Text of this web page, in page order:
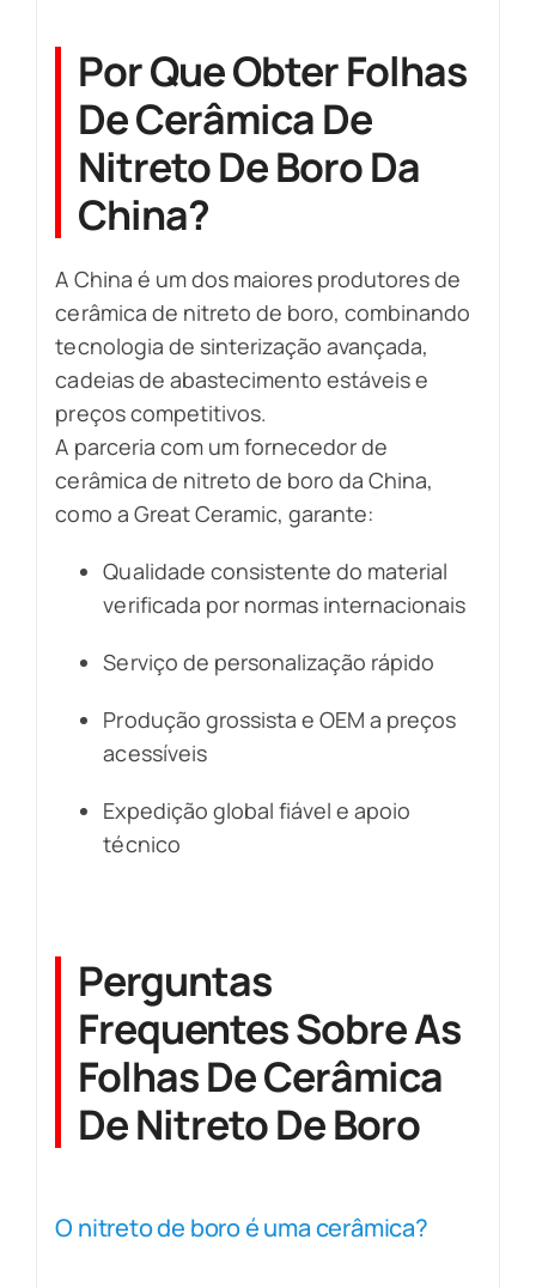
Por Que Obter Folhas
De Cerâmica De
Nitreto De Boro Da
China?
A China é um dos maiores produtores de
cerâmica de nitreto de boro, combinando
tecnologia de sinterização avançada,
cadeias de abastecimento estáveis e
preços competitivos.
A parceria com um fornecedor de
cerâmica de nitreto de boro da China,
como a Great Ceramic, garante:
Qualidade consistente do material
verificada por normas internacionais
Serviço de personalização rápido
Produção grossista e OEM a preços
acessíveis
Expedição global fiável e apoio
técnico
Perguntas
Frequentes Sobre As
Folhas De Cerâmica
De Nitreto De Boro
O nitreto de boro é uma cerâmica?